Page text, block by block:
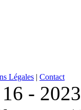
Légales | Contact
-